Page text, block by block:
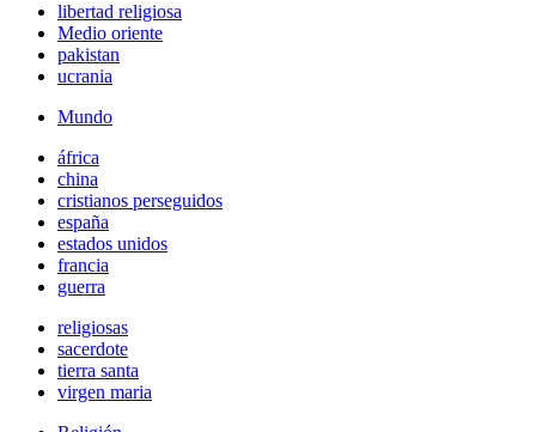
libertad religiosa
Medio oriente
pakistan
ucrania
Mundo
áfrica
china
cristianos perseguidos
españa
estados unidos
francia
guerra
religiosas
sacerdote
tierra santa
virgen maria